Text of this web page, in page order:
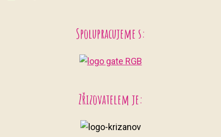
Spolupracujeme s:
Zřizovatelem je: